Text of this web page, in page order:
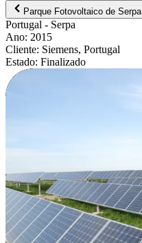
Parque Fotovoltaico de Serpa
Portugal - Serpa
Ano: 2015
Cliente: Siemens, Portugal
Estado: Finalizado